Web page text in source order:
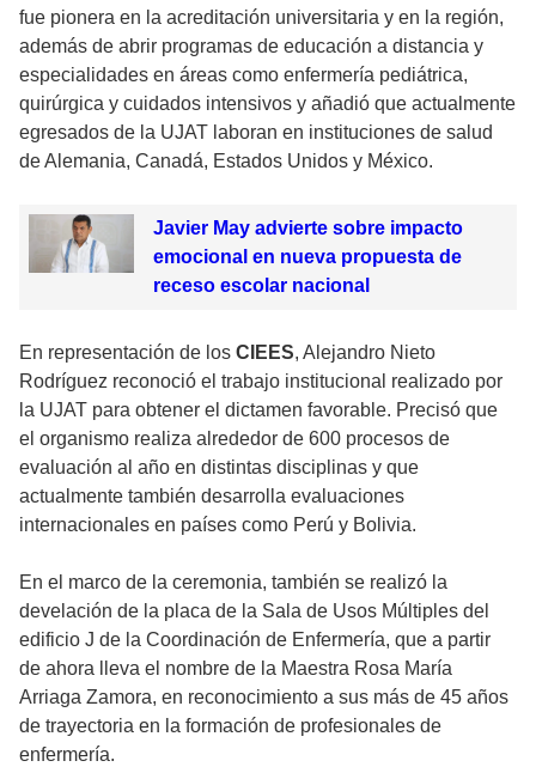
fue pionera en la acreditación universitaria y en la región,
además de abrir programas de educación a distancia y
especialidades en áreas como enfermería pediátrica,
quirúrgica y cuidados intensivos y añadió que actualmente
egresados de la UJAT laboran en instituciones de salud
de Alemania, Canadá, Estados Unidos y México.
Javier May advierte sobre impacto
emocional en nueva propuesta de
receso escolar nacional
En representación de los CIEES, Alejandro Nieto
Rodríguez reconoció el trabajo institucional realizado por
la UJAT para obtener el dictamen favorable. Precisó que
el organismo realiza alrededor de 600 procesos de
evaluación al año en distintas disciplinas y que
actualmente también desarrolla evaluaciones
internacionales en países como Perú y Bolivia.
En el marco de la ceremonia, también se realizó la
develación de la placa de la Sala de Usos Múltiples del
edificio J de la Coordinación de Enfermería, que a partir
de ahora lleva el nombre de la Maestra Rosa María
Arriaga Zamora, en reconocimiento a sus más de 45 años
de trayectoria en la formación de profesionales de
enfermería.